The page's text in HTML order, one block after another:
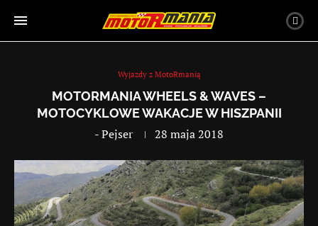
Wyjazdy z MotoRmanią
MOTORMANIA WHEELS & WAVES –
MOTOCYKLOWE WAKACJE W HISZPANII
-Pejser 28 maja 2018